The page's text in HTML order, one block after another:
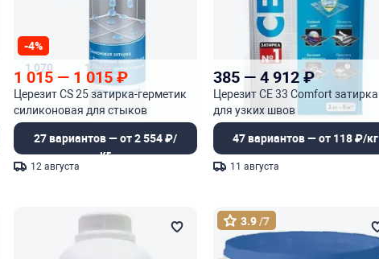
-4%
1 070
1 015 — 1 060
1 015₽
Церезит CS 25 затирка-герметик
силиконовая для стыков
27 вариантов — от 2 554 ₽/
кг
12 августа
385 —4 912₽
Церезит CE 33 Comfort затирка
для узких швов
47 вариантов — от 118 ₽/кг
11 августа
3.9/7